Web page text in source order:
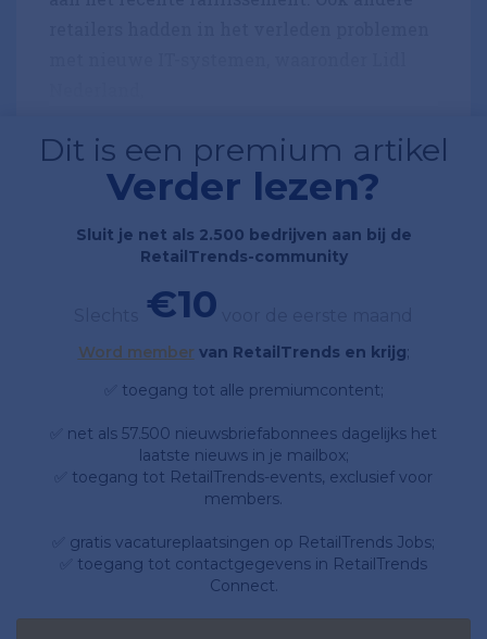
Dit is een premium artikel
Verder lezen?
Sluit je net als 2.500 bedrijven aan bij de
RetailTrends-community
€10
Word member van RetailTrends en krijg;
✅ toegang tot alle premiumcontent;
✅ net als 57.500 nieuwsbriefabonnees dagelijks het
laatste nieuws in je mailbox;
✅ toegang tot RetailTrends-events, exclusief voor
members.
✅ gratis vacatureplaatsingen op RetailTrends Jobs;
✅ toegang tot contactgegevens in RetailTrends
Connect.